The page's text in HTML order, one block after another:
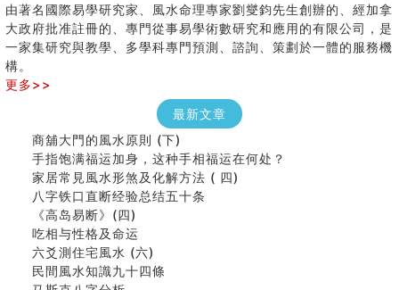
由著名國際易學研究家、風水命理專家劉燮鈞先生創辦的、經加拿
大政府批准註冊的、專門從事易學術數研究和應用的有限公司，是
一家集研究與教學、多學科專門預測、諮詢、策劃於一體的服務機
構。
更多>>
最新文章
女性起名的用字講究
香港巨富霍英東命造 (名人八字淺析十）
看字形结构推算出吉凶
七夕节 我国唯一一个以女性为主角传统节日
商舖大門的風水原則 (下)
手指饱满福运加身，这种手相福运在何处？
家居常見風水形煞及化解方法 ( 四)
八字铁口直断经验总结五十条
《高岛易断》(四)
吃相与性格及命运
六爻測住宅風水 (六)
民間風水知識九十四條
马斯克八字分析